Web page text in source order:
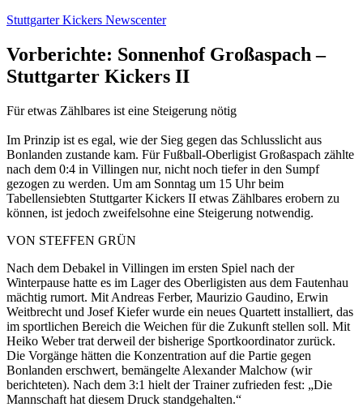
Zum
springen
Stuttgarter Kickers Newscenter
Vorberichte: Sonnenhof Großaspach –
Stuttgarter Kickers II
Für etwas Zählbares ist eine Steigerung nötig
Im Prinzip ist es egal, wie der Sieg gegen das Schlusslicht aus
Bonlanden zustande kam. Für Fußball-Oberligist Großaspach zählte
nach dem 0:4 in Villingen nur, nicht noch tiefer in den Sumpf
gezogen zu werden. Um am Sonntag um 15 Uhr beim
Tabellensiebten Stuttgarter Kickers II etwas Zählbares erobern zu
können, ist jedoch zweifelsohne eine Steigerung notwendig.
VON STEFFEN GRÜN
Nach dem Debakel in Villingen im ersten Spiel nach der
Winterpause hatte es im Lager des Oberligisten aus dem Fautenhau
mächtig rumort. Mit Andreas Ferber, Maurizio Gaudino, Erwin
Weitbrecht und Josef Kiefer wurde ein neues Quartett installiert, das
im sportlichen Bereich die Weichen für die Zukunft stellen soll. Mit
Heiko Weber trat derweil der bisherige Sportkoordinator zurück.
Die Vorgänge hätten die Konzentration auf die Partie gegen
Bonlanden erschwert, bemängelte Alexander Malchow (wir
berichteten). Nach dem 3:1 hielt der Trainer zufrieden fest: „Die
Mannschaft hat diesem Druck standgehalten.“